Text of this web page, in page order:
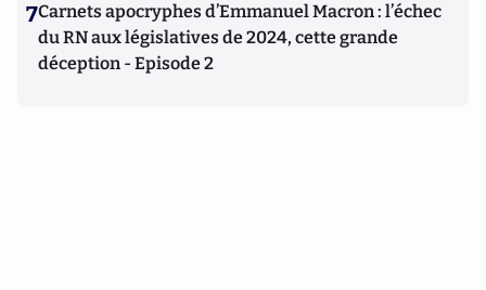
7Carnets apocryphes d’Emmanuel Macron : l’échec
du RN aux législatives de 2024, cette grande
déception - Episode 2